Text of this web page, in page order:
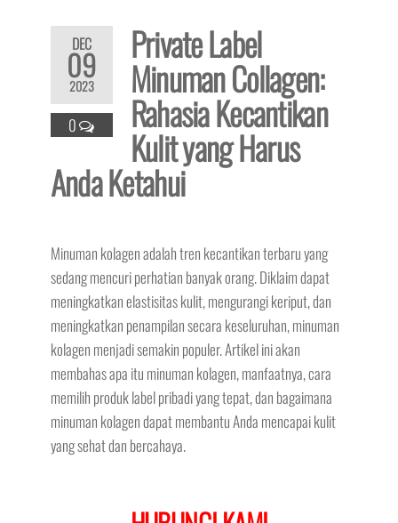
DEC
09
2023
0
Private Label
Minuman Collagen:
Rahasia Kecantikan
Kulit yang Harus
Anda Ketahui
Minuman kolagen adalah tren kecantikan terbaru yang
sedang mencuri perhatian banyak orang. Diklaim dapat
meningkatkan elastisitas kulit, mengurangi keriput, dan
meningkatkan penampilan secara keseluruhan, minuman
kolagen menjadi semakin populer. Artikel ini akan
membahas apa itu minuman kolagen, manfaatnya, cara
memilih produk label pribadi yang tepat, dan bagaimana
minuman kolagen dapat membantu Anda mencapai kulit
yang sehat dan bercahaya.